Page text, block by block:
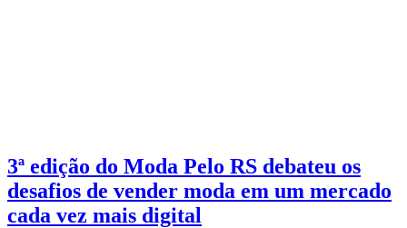
3ª edição do Moda Pelo RS debateu os
desafios de vender moda em um mercado
cada vez mais digital